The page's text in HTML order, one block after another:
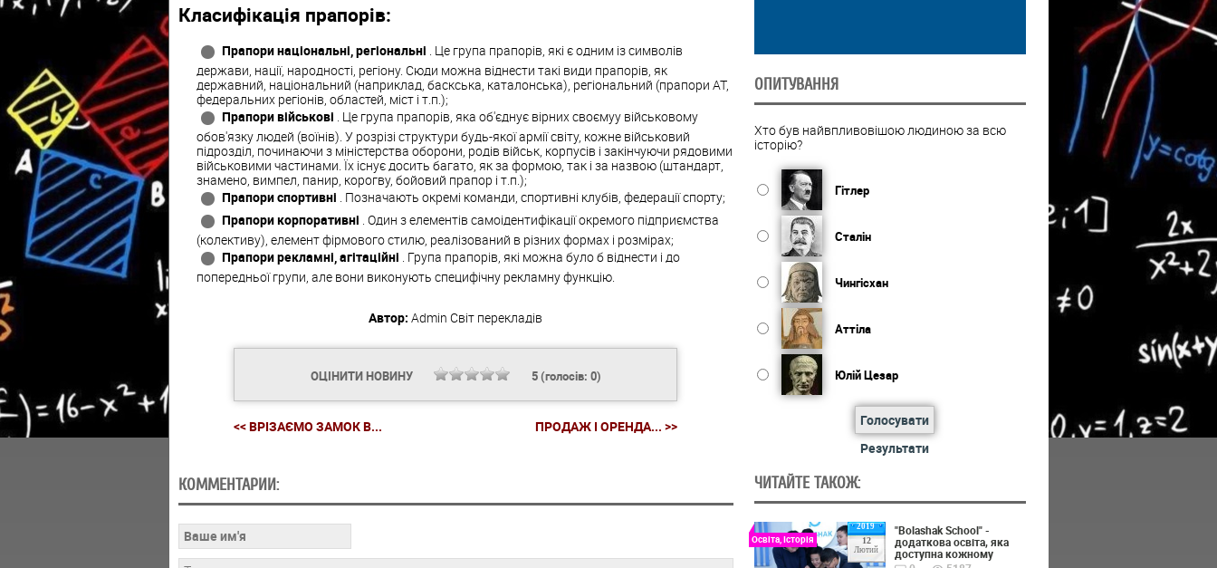
Класифікація прапорів:
Прапори національні, регіональні . Це група прапорів, які є одним із символів
держави, нації, народності, регіону. Сюди можна віднести такі види прапорів, як
державний, національний (наприклад, баскська, каталонська), регіональний (прапори АТ,
федеральних регіонів, областей, міст і т.п.);
Прапори військові . Це група прапорів, яка об'єднує вірних своємуу військовому
обов'язку людей (воїнів). У розрізі структури будь-якої армії світу, кожне військовий
підрозділ, починаючи з міністерства оборони, родів військ, корпусів і закінчуючи рядовими
військовими частинами. Їх існує досить багато, як за формою, так і за назвою (штандарт,
знамено, вимпел, панир, корогву, бойовий прапор і т.п.);
Прапори спортивні . Позначають окремі команди, спортивні клубів, федерації спорту;
Прапори корпоративні . Один з елементів самоідентифікації окремого підприємства
(колективу), елемент фірмового стилю, реалізований в різних формах і розмірах;
Прапори рекламні, агітаційні . Група прапорів, які можна було б віднести і до
попередньої групи, але вони виконують специфічну рекламну функцію.
Автор: Admin Світ перекладів
ОЦІНИТИ НОВИНУ 5(голосів: 0)
<< ВРІЗАЄМО ЗАМОК В... ПРОДАЖ І ОРЕНДА... >>
КОММЕНТАРИИ:
ОПИТУВАННЯ
Хто був найвпливовішою людиною за всю
історію?
Гітлер
Сталін
Чингісхан
Аттіла
Юлій Цезар
Голосувати
Результати
ЧИТАЙТЕ ТАКОЖ:
2019
12
Лютий
Освіта, Історія
"Bolashak School" -
додаткова освіта, яка
доступна кожному